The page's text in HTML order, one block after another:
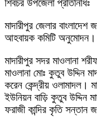
শিবচর উপজেলা প্রতিনিধিঃ
মাদারীপুর জেলার বাংলাদেশ
আহবায়ক কমিটি অনুমোদন।
মাদারীপুর সদর মাওলানা
মাওলানা মোঃ কুতুব উদ্দিন
করেন কেন্দ্রীয় ওলামাদল।
ইউনিয়ন বাড়ি কুতুব উদ্দিন
ফরাজী কান্দির কৃতি সন্তান